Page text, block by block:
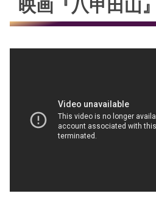
映画『八甲田山